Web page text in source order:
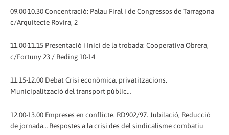
09.00-10.30 Concentració: Palau Firal i de Congressos de Tarragona
c/Arquitecte Rovira, 2
11.00-11.15 Presentació i Inici de la trobada: Cooperativa Obrera,
c/Fortuny 23 / Reding 10-14
11.15-12.00 Debat Crisi econòmica, privatitzacions.
Municipalització del transport públic…
12.00-13.00 Empreses en conflicte. RD902/97. Jubilació, Reducció
de jornada… Respostes a la crisi des del sindicalisme combatiu